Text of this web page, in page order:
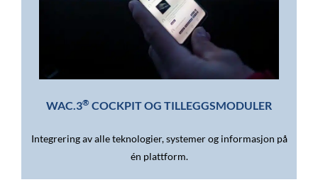
WAC.3® COCKPIT OG TILLEGGSMODULER
Integrering av alle teknologier, systemer og informasjon på
én plattform.